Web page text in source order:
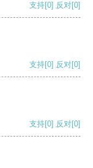
支持[0] 反对[0]
支持[0] 反对[0]
支持[0] 反对[0]